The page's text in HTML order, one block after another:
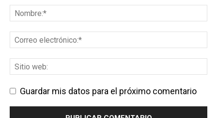
Guardar mis datos para el próximo comentario